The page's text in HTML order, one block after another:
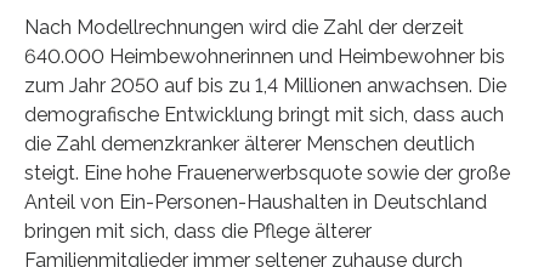
Nach Modellrechnungen wird die Zahl der derzeit
640.000 Heimbewohnerinnen und Heimbewohner bis
zum Jahr 2050 auf bis zu 1,4 Millionen anwachsen. Die
demografische Entwicklung bringt mit sich, dass auch
die Zahl demenzkranker älterer Menschen deutlich
steigt. Eine hohe Frauenerwerbsquote sowie der große
Anteil von Ein-Personen-Haushalten in Deutschland
bringen mit sich, dass die Pflege älterer
Familienmitglieder immer seltener zuhause durch